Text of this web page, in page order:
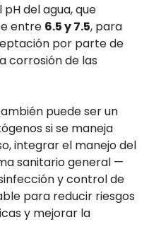
del agua, que
entre 6.5 y 7.5, para
por parte de
corrosión de las
puede ser un
si se maneja
integrar el manejo del
sanitario general —
y control de
para reducir riesgos
y mejorar la